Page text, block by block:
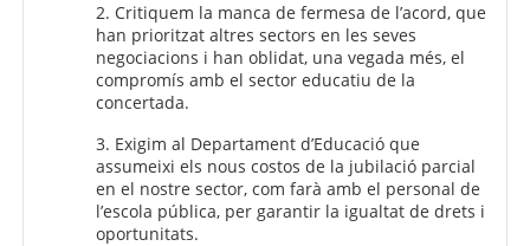
2. Critiquem la manca de fermesa de l’acord, que
han prioritzat altres sectors en les seves
negociacions i han oblidat, una vegada més, el
compromís amb el sector educatiu de la
concertada.
3. Exigim al Departament d’Educació que
assumeixi els nous costos de la jubilació parcial
en el nostre sector, com farà amb el personal de
l’escola pública, per garantir la igualtat de drets i
oportunitats.